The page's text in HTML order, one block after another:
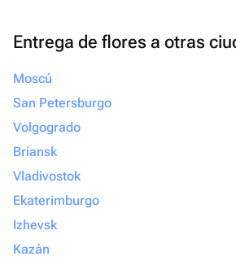
Entrega de flores a otras
Moscú
San Petersburgo
Volgogrado
Briansk
Vladivostok
Ekaterimburgo
Izhevsk
Kazán